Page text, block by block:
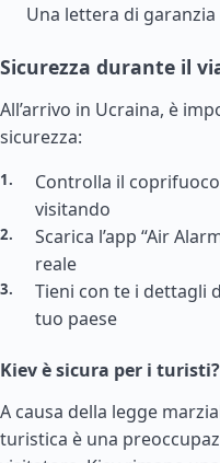
Una lettera di
Sicurezza durante il
All’arrivo in Ucraina, è
sicurezza:
Controlla il
visitando
Scarica l’app “Air
reale
Tieni con te i dettagli
tuo paese
Kiev è sicura per i turisti?
A causa della legge
turistica è una